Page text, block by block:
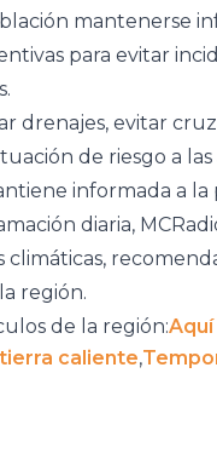
mantenerse
para evitar
drenajes, evitar
de riesgo a
informada a
diaria,
climáticas,
región.
de la región:Aquí
caliente,